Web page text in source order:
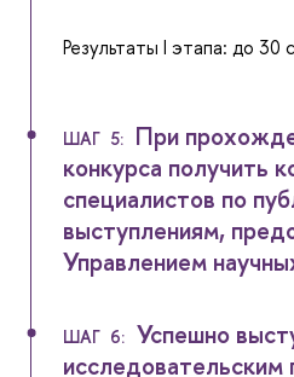
Результаты I этапа: до 30
ШАГ 5:При
конкурса получить
специалистов по
выступлениям,
Управлением
ШАГ 6:Успешно
исследовательским